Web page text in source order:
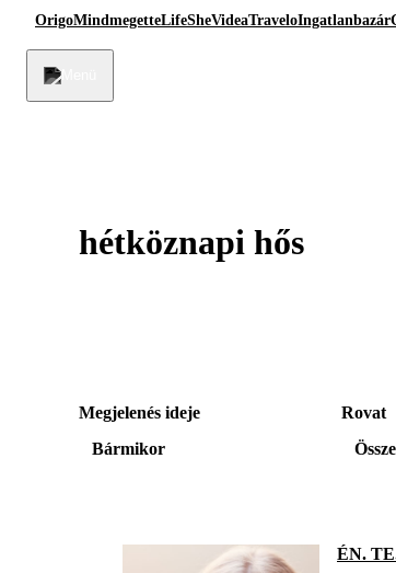
OrigoMindmegetteLifeSheVideaTraveloIngatlanbazár
hétköznapi hős
Megjelenés ideje
Bármikor
Rovat
ÉN.